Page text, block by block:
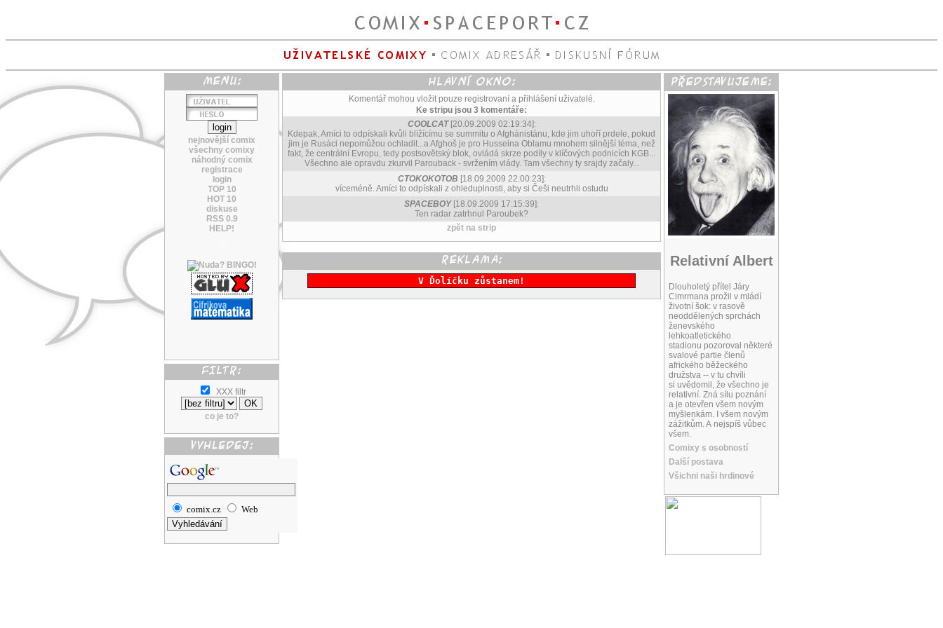
nejnovější comix
všechny comixy
náhodný comix
registrace
login
TOP 10
HOT 10
diskuse
RSS 0.9
HELP!
XXX filtr
co je to?
comix.cz Web
Komentář mohou vložit pouze registrovaní a přihlášení uživatelé.
Ke stripu jsou 3 komentáře:
COOLCAT[20.09.2009 02:19:34]:
Kdepak, Amíci to odpískali kvůli blížícímu se summitu o Afghánistánu, kde jim uhoří prdele, pokud
jim je Rusáci nepomůžou ochladit...a Afghoš je pro Husseina Oblamu mnohem silnější téma, než
fakt, že centrální Evropu, tedy postsovětský blok, ovládá skrze podíly v klíčových podnicích KGB...
Všechno ale opravdu zkurvil Parouback - svržením vlády. Tam všechny ty srajdy začaly...
CTOKOKOTOB [18.09.2009 22:00:23]:
víceméně. Amíci to odpískali z ohleduplnosti, aby si Češi neutrhli ostudu
SPACEBOY[18.09.2009 17:15:39]:
Ten radar zatrhnul Paroubek?
zpět na strip
V Ďolíčku zůstanem!
Relativní Albert
Dlouholetý přítel Járy
Cimrmana prožil v mládí
životní šok: v rasově
neoddělených sprchách
ženevského
lehkoatletického
stadionu pozoroval některé
svalové partie členů
afrického běžeckého
družstva -- v tu chvíli
si uvědomil, že všechno je
relativní. Zná sílu poznání
a je otevřen všem novým
myšlenkám. I všem novým
zážitkům. A nejspíš vůbec
všem.
Comixy s osobností
Další postava
Všichni naši hrdinové